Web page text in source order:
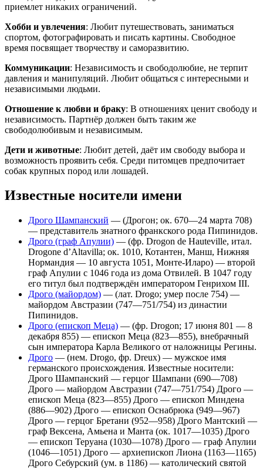
приемлет никаких ограничений.
Хобби и увлечения: Любит путешествовать, заниматься
спортом, фотографировать и писать картины. Свободное
время посвящает творчеству и саморазвитию.
Коммуникации: Независимость и свободолюбие, не терпит
давления и манипуляций. Любит общаться с интересными и
независимыми людьми.
Отношение к любви и браку: В отношениях ценит свободу и
независимость. Партнёр должен быть таким же
свободолюбивым и независимым.
Дети и животные: Любит детей, даёт им свободу выбора и
возможность проявить себя. Среди питомцев предпочитает
собак крупных пород или лошадей.
Известные носители имени
Дрого Шампанский — (Дрогон; ок. 670—24 марта 708)
— представитель знатного франкского рода Пипинидов.
Дрого (граф Апулии) — (фр. Drogon de Hauteville, итал.
Drogone d’Altavilla; ок. 1010, Котантен, Манш, Нижняя
Нормандия — 10 августа 1051, Монте-Иларо) — второй
граф Апулии с 1046 года из дома Отвилей. В 1047 году
его титул был подтверждён императором Генрихом III.
Дрого (майордом) — (лат. Drogo; умер после 754) —
майордом Австразии (747—751/754) из династии
Пипинидов.
Дрого (епископ Меца) — (фр. Drogon; 17 июня 801 — 8
декабря 855) — епископ Меца (823—855), внебрачный
сын императора Карла Великого от наложницы Регины.
Дрого — (нем. Drogo, фр. Dreux) — мужское имя
германского происхождения. Известные носители:
Дрого Шампанский — герцог Шампани (690—708)
Дрого — майордом Австразии (747—751/754) Дрого —
епископ Меца (823—855) Дрого — епископ Миндена
(886—902) Дрого — епископ Оснабрюка (949—967)
Дрого — герцог Бретани (952—958) Дрого Мантский —
граф Вексена, Амьена и Манта (ок. 1017—1035) Дрого
— епископ Теруана (1030—1078) Дрого — граф Апулии
(1046—1051) Дрого — архиепископ Лиона (1163—1165)
Дрого Себурский (ум. в 1186) — католический святой